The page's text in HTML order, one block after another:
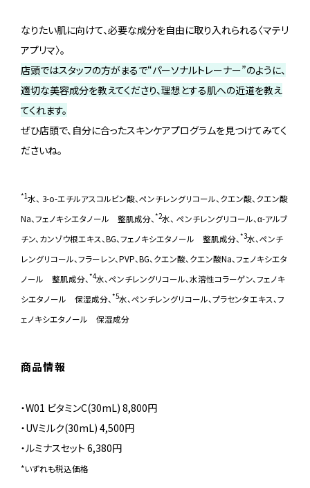
なりたい肌に向けて、必要な成分を自由に取り入れられる〈マテリ
アプリマ〉。
店頭ではスタッフの方がまるで“パーソナルトレーナー”のように、
適切な美容成分を教えてくださり、理想とする肌への近道を教え
てくれます。
ぜひ店頭で、自分に合ったスキンケアプログラムを見つけてみてく
ださいね。
*1水、 3-o-エチルアスコルビン酸、ペンチレングリコール、クエン酸、クエン酸
Na、フェノキシエタノール 整肌成分、 *2水、 ペンチレングリコール、α-アルブ
チン、カンゾウ根エキス、BG、フェノキシエタノール 整肌成分、 *3水、ペンチ
レングリコール、フラーレン、PVP、BG、クエン酸、クエン酸Na、フェノキシエタ
ノール 整肌成分、 *4水、ペンチレングリコール、水溶性コラーゲン、フェノキ
シエタノール 保湿成分、 *5水、ペンチレングリコール、プラセンタエキス、フ
ェノキシエタノール 保湿成分
商品情報
・W01 ビタミンC(30mL) 8,800円
・UVミルク(30mL) 4,500円
・ルミナスセット 6,380円
*いずれも税込価格